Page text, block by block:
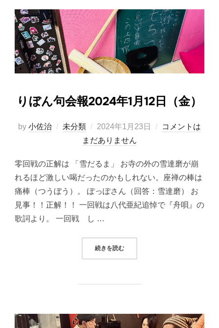
りぼん句会報2024年1月12日（金）
by 小佐治 未分類
投
稿
2024年1月23日
コメントは
まだありません
零回戦の正解は 「雪だるま」 お寺の外の雪達磨が崩
れるほど激しい喝だったのかもしれない。座禅の棒は
痛棒（つうぼう）。 ぽっぽさん（回答：雪達磨） お
見事！！正解！！ 一回戦は八代亜紀追悼で『舟唄』の
歌詞より。 一回戦 し …
続きを読む“りぼん句会報2024年1月12日（金